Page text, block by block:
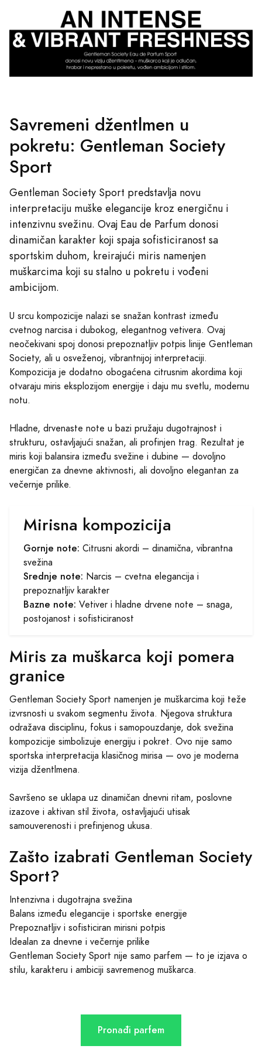
Savremeni džentlmen u
pokretu: Gentleman Society
Sport
Gentleman Society Sport predstavlja novu
interpretaciju muške elegancije kroz energičnu i
intenzivnu svežinu. Ovaj Eau de Parfum donosi
dinamičan karakter koji spaja sofisticiranost sa
sportskim duhom, kreirajući miris namenjen
muškarcima koji su stalno u pokretu i vođeni
ambicijom.
U srcu kompozicije nalazi se snažan kontrast između
cvetnog narcisa i dubokog, elegantnog vetivera. Ovaj
neočekivani spoj donosi prepoznatljiv potpis linije Gentleman
Society, ali u osveženoj, vibrantnijoj interpretaciji.
Kompozicija je dodatno obogaćena citrusnim akordima koji
otvaraju miris eksplozijom energije i daju mu svetlu, modernu
notu.
Hladne, drvenaste note u bazi pružaju dugotrajnost i
strukturu, ostavljajući snažan, ali profinjen trag. Rezultat je
miris koji balansira između svežine i dubine — dovoljno
energičan za dnevne aktivnosti, ali dovoljno elegantan za
večernje prilike.
Mirisna kompozicija
Gornje note: Citrusni akordi – dinamična, vibrantna
svežina
Srednje note: Narcis – cvetna elegancija i
prepoznatljiv karakter
Bazne note: Vetiver i hladne drvene note – snaga,
postojanost i sofisticiranost
Miris za muškarca koji pomera
granice
Gentleman Society Sport namenjen je muškarcima koji teže
izvrsnosti u svakom segmentu života. Njegova struktura
odražava disciplinu, fokus i samopouzdanje, dok svežina
kompozicije simbolizuje energiju i pokret. Ovo nije samo
sportska interpretacija klasičnog mirisa — ovo je moderna
vizija džentlmena.
Savršeno se uklapa uz dinamičan dnevni ritam, poslovne
izazove i aktivan stil života, ostavljajući utisak
samouverenosti i prefinjenog ukusa.
Zašto izabrati Gentleman Society
Sport?
Intenzivna i dugotrajna svežina
Balans između elegancije i sportske energije
Prepoznatljiv i sofisticiran mirisni potpis
Idealan za dnevne i večernje prilike
Gentleman Society Sport nije samo parfem — to je izjava o
stilu, karakteru i ambiciji savremenog muškarca.
Pronađi parfem